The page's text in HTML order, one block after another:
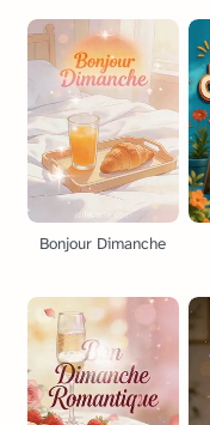
Bonjour Dimanche